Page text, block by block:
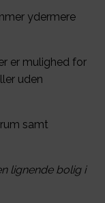
ydermere
er mulighed for
uden
samt
lignende bolig i